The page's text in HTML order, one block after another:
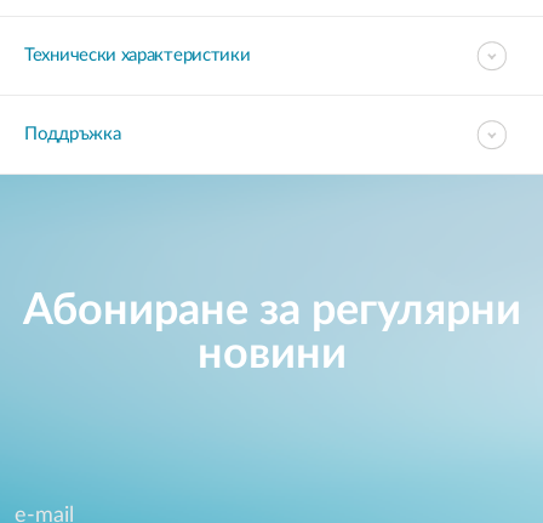
Технически характеристики
Поддръжка
Абониране за регулярни
новини